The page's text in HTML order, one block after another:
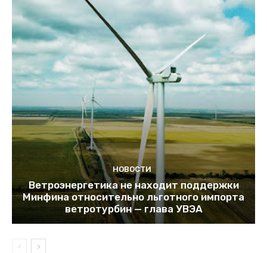
НОВОСТИ
Ветроэнергетика не находит поддержки
Минфина относительно льготного импорта
ветротурбин — глава УВЭА